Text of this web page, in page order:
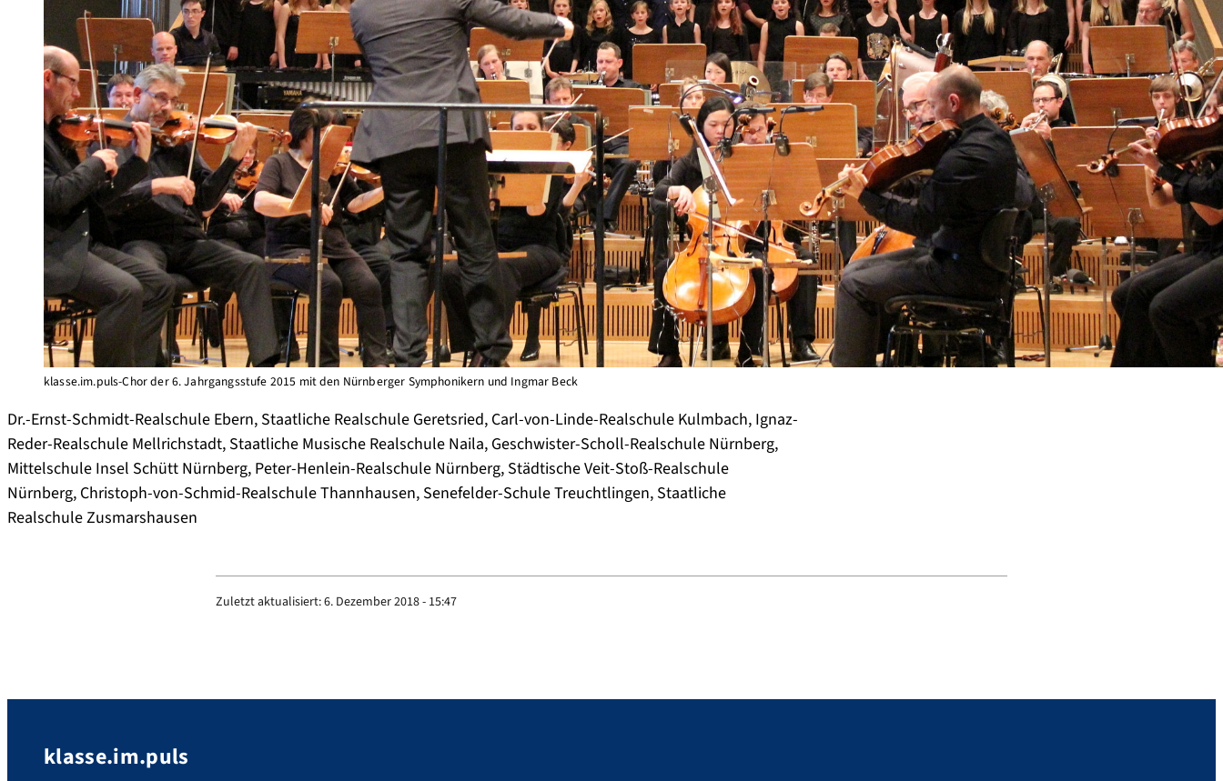
klasse.im.puls-Chor der 6. Jahrgangsstufe 2015 mit den Nürnberger Symphonikern und Ingmar Beck
Dr.-Ernst-Schmidt-Realschule Ebern, Staatliche Realschule Geretsried, Carl-von-Linde-Realschule Kulmbach, Ignaz-
Reder-Realschule Mellrichstadt, Staatliche Musische Realschule Naila, Geschwister-Scholl-Realschule Nürnberg,
Mittelschule Insel Schütt Nürnberg, Peter-Henlein-Realschule Nürnberg, Städtische Veit-Stoß-Realschule
Nürnberg, Christoph-von-Schmid-Realschule Thannhausen, Senefelder-Schule Treuchtlingen, Staatliche
Realschule Zusmarshausen
Zuletzt aktualisiert:6. Dezember 2018 - 15:47
klasse.im.puls